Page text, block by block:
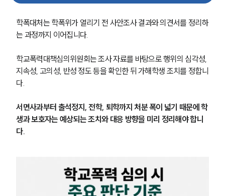
학폭대처는 학폭위가 열리기 전 사안조사 결과와 의견서를 정리하
는 과정까지 이어집니다.
학교폭력대책심의위원회는 조사 자료를 바탕으로 행위의 심각성,
지속성, 고의성, 반성 정도 등을 확인한 뒤 가해학생 조치를 정합니
다.
서면사과부터 출석정지, 전학, 퇴학까지 처분 폭이 넓기 때문에 학
생과 보호자는 예상되는 조치와 대응 방향을 미리 정리해야 합니
다.